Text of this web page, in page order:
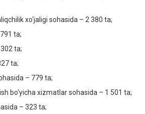
xo‘jaligi sohasida – 2 380 ta;
ta;
ta;
ta;
– 779 ta;
bo‘yicha xizmatlar sohasida – 1 501 ta;
– 323 ta;